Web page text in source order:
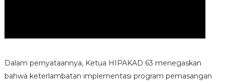
Dalam pernyataannya, Ketua HIPAKAD 63 menegaskan
bahwa keterlambatan implementasi program pemasangan